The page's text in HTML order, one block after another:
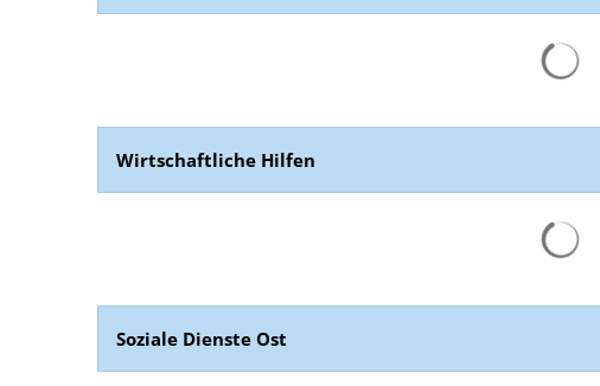
Wirtschaftliche Hilfen
Soziale Dienste Ost